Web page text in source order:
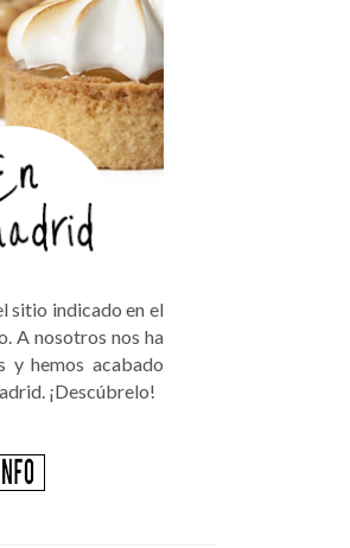
sitio indicado en el
A nosotros nos ha
y hemos acabado
¡Descúbrelo!